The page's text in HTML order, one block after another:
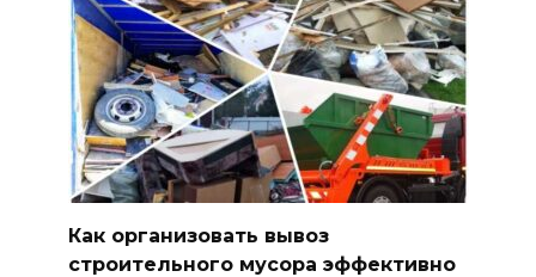
Как организовать вывоз
строительного мусора эффективно